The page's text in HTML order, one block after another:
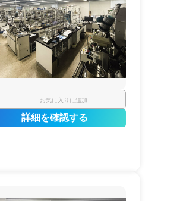
お気に入りに追加
詳細を確認する